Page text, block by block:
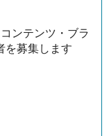
ンテンツ・ブラ
を募集します